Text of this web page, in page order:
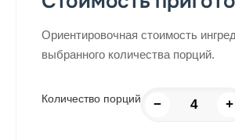
Ориентировочная стоимость
выбранного количества порций.
Количество порций − +